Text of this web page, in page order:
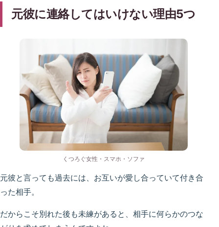
元彼に連絡してはいけない理由5つ
くつろぐ女性・スマホ・ソファ
元彼と言っても過去には、お互いが愛し合っていて付き合
った相手。
だからこそ別れた後も未練があると、相手に何らかのつな